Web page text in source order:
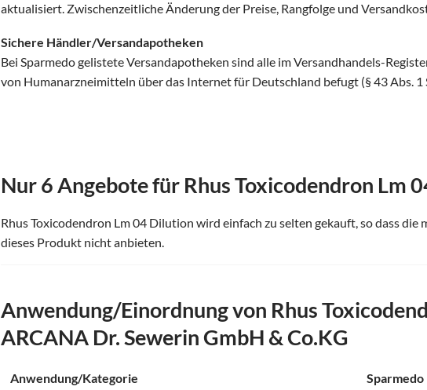
aktualisiert. Zwischenzeitliche Änderung der Preise, Rangfolge und
Sichere Händler/Versandapotheken
Bei Sparmedo gelistete Versandapotheken sind alle im Versandhandels-
von Humanarzneimitteln über das Internet für Deutschland befugt (§ 43 Abs. 1
Nur 6 Angebote für Rhus Toxicodendron Lm
Rhus Toxicodendron Lm 04 Dilution wird einfach zu selten gekauft, so dass
dieses Produkt nicht anbieten.
Anwendung/Einordnung von Rhus
ARCANA Dr. Sewerin GmbH & Co.KG
Anwendung/Kategorie